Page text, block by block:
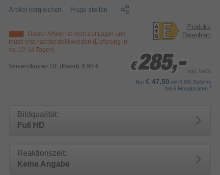
Artikel vergleichen Frage stellen
Dieser Artikel ist nicht auf Lager und
muss erst nachbestellt werden (Lieferung in
ca. 10-14 Tagen)
Versandkosten DE (Paket): 6,95 €
Produkt-
Datenblatt
€ 285,-
€ 285,-
€ 285,- inkl. MwSt.
Nur € 47,50 mit 0,0% Sollzins
bei 6 Monatsraten 1
Bildqualität:
Full HD
Reaktionszeit:
Keine Angabe